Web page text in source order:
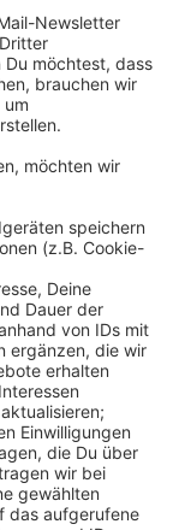
immer
ist im
gesunken
einem Monat
Allerdings
im
Damit sind
2020 – 867
Auch in den
weiter.
in einer